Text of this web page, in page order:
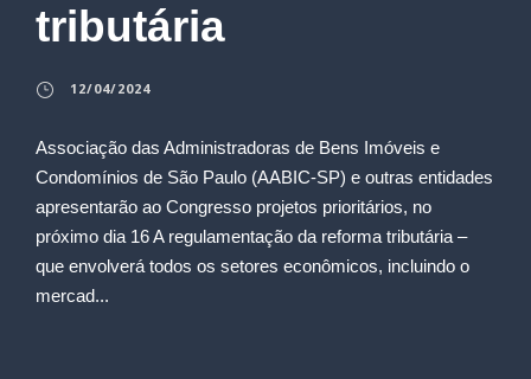
tributária
12/04/2024
Associação das Administradoras de Bens Imóveis e
Condomínios de São Paulo (AABIC-SP) e outras entidades
apresentarão ao Congresso projetos prioritários, no
próximo dia 16 A regulamentação da reforma tributária –
que envolverá todos os setores econômicos, incluindo o
mercad...